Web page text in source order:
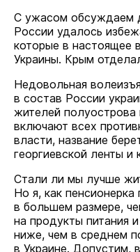
С ужасом обсуждаем
России удалось
которые в настоящее
Украины. Крым
Недовольная
в состав России
жителей
включают всех
власти, название
георгиевской ленты и
Стали ли мы лучше
Но я, как
в большем размере,
на продукты питания
ниже, чем в среднем
в Украине. Допустим,